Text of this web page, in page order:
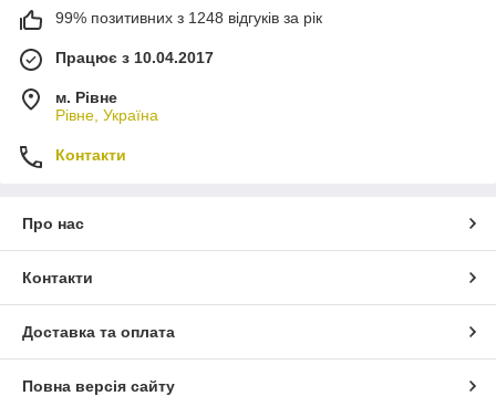
99% позитивних з 1248 відгуків за рік
Працює з 10.04.2017
м. Рівне
Рівне, Україна
Контакти
Про нас
Контакти
Доставка та оплата
Повна версія сайту